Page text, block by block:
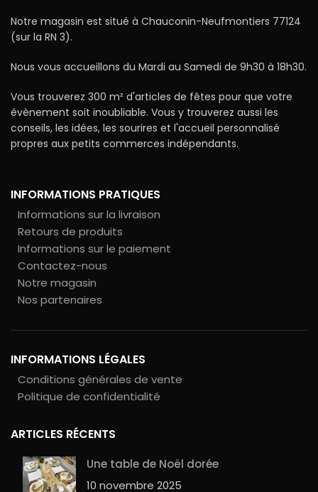
Notre magasin est situé à Chauconin-Neufmontiers 77124
(sur la RN 3).
Nous vous accueillons du Mardi au Samedi de 9h30 à 18h30.
Vous trouverez 300 m² d'articles de fêtes pour que votre
évènement soit inoubliable. Vous y trouverez aussi les
conseils, les idées, les sourires et l'accueil personnalisé
propres aux petits commerces indépendants.
INFORMATIONS PRATIQUES
Informations sur la livraison
Retours de produits
Informations sur le paiement
Contactez-nous
Notre magasin
Nos partenaires
INFORMATIONS LÉGALES
Conditions générales de vente
Politique de confidentialité
ARTICLES RÉCENTS
Une table de Noël dorée
10 novembre 2025